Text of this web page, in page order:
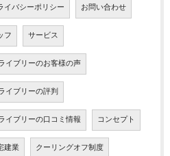
イバシーポリシー お問い合わせ
フ サービス
イブリーのお客様の声
イブリーの評判
イブリーの口コミ情報 コンセプト
建業 クーリングオフ制度